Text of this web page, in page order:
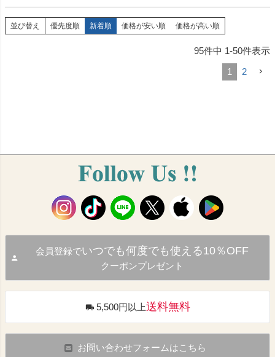
並び替え 優先度順 新着順 価格が安い順 価格が高い順
95件中 1-50件表示
1
2
会員登録でいつでも何度でも使える10％OFF
クーポンプレゼント
5,500円以上送料無料
お問い合わせフォームはこちら